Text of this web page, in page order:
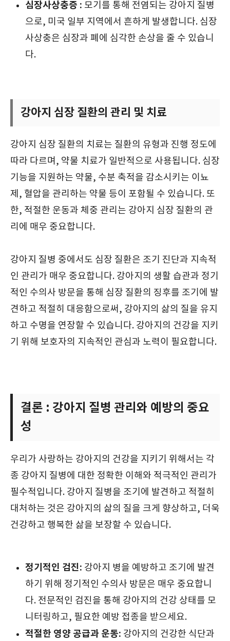
심장사상충증 : 모기를 통해 전염되는 강아지 질병
으로, 미국 일부 지역에서 흔하게 발생합니다. 심장
사상충은 심장과 폐에 심각한 손상을 줄 수 있습니
다.
강아지 심장 질환의 관리 및 치료
강아지 심장 질환의 치료는 질환의 유형과 진행 정도에
따라 다르며, 약물 치료가 일반적으로 사용됩니다. 심장
기능을 지원하는 약물, 수분 축적을 감소시키는 이뇨
제, 혈압을 관리하는 약물 등이 포함될 수 있습니다. 또
한, 적절한 운동과 체중 관리는 강아지 심장 질환의 관
리에 매우 중요합니다.
강아지 질병 중에서도 심장 질환은 조기 진단과 지속적
인 관리가 매우 중요합니다. 강아지의 생활 습관과 정기
적인 수의사 방문을 통해 심장 질환의 징후를 조기에 발
견하고 적절히 대응함으로써, 강아지의 삶의 질을 유지
하고 수명을 연장할 수 있습니다. 강아지의 건강을 지키
기 위해 보호자의 지속적인 관심과 노력이 필요합니다.
결론 : 강아지 질병 관리와 예방의 중요
성
우리가 사랑하는 강아지의 건강을 지키기 위해서는 각
종 강아지 질병에 대한 정확한 이해와 적극적인 관리가
필수적입니다. 강아지 질병을 조기에 발견하고 적절히
대처하는 것은 강아지의 삶의 질을 크게 향상하고, 더욱
건강하고 행복한 삶을 보장할 수 있습니다.
정기적인 검진: 강아지 병을 예방하고 조기에 발견
하기 위해 정기적인 수의사 방문은 매우 중요합니
다. 전문적인 검진을 통해 강아지의 건강 상태를 모
니터링하고, 필요한 예방 접종을 받으세요.
적절한 영양 공급과 운동: 강아지의 건강한 식단과